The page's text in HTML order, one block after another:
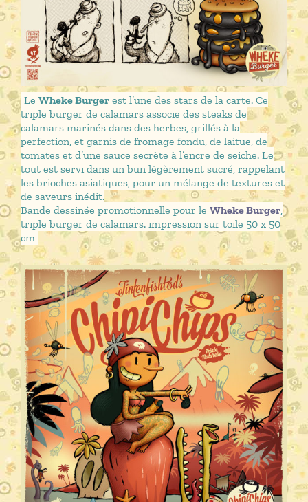
Le Wheke Burgerest l’une des stars de la carte. Ce
triple burger de calamars associe des steaks de
calamars marinés dans des herbes, grillés à la
perfection, et garnis de fromage fondu, de laitue, de
tomates et d’une sauce secrète à l’encre de seiche. Le
tout est servi dans un bun légèrement sucré, rappelant
les brioches asiatiques, pour un mélange de textures et
de saveurs inédit.
Bande dessinée promotionnelle pour le Wheke Burger,
triple burger de calamars. impression sur toile 50 x 50
cm